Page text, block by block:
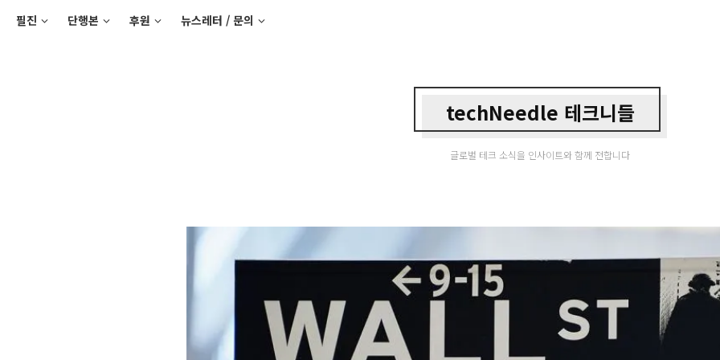
필진 단행본 후원 뉴스레터 / 문의
techNeedle 테크니들
글로벌 테크 소식을 인사이트와 함께 전합니다